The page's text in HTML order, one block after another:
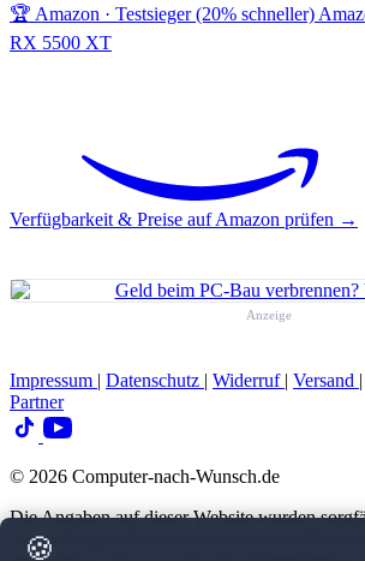
🍪
🏆 Amazon · Testsieger (20% schneller)
RX 5500 XT
Verfügbarkeit & Preise auf Amazon prüfen →
Anzeige
Impressum | Datenschutz | Widerruf | Versand |
Partner
© 2026 Computer-nach-Wunsch.de
Die Angaben auf dieser Website wurden
zusammengestellt und dienen ausschließlich